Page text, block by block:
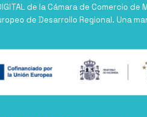
de la Cámara de Comercio de
de Desarrollo Regional. Una